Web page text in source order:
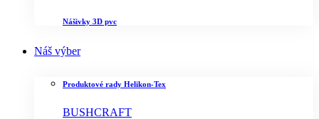
Nášivky 3D pvc
Náš výber
Produktové rady Helikon-Tex
BUSHCRAFT